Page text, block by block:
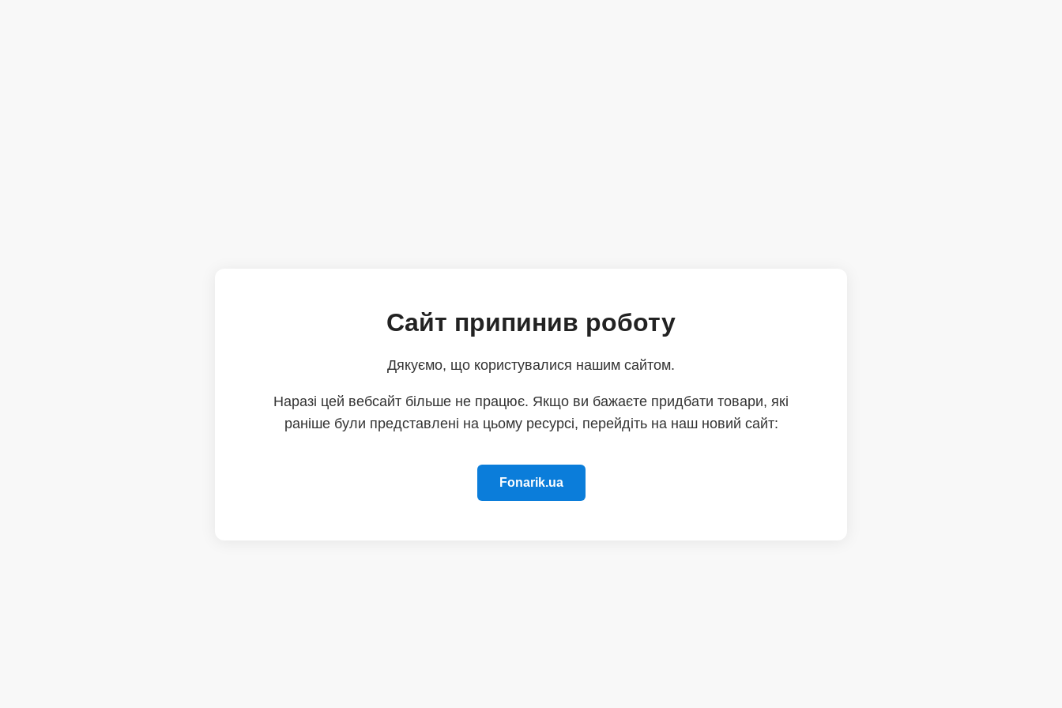
Сайт припинив роботу
Дякуємо, що користувалися нашим сайтом.
Наразі цей вебсайт більше не працює. Якщо ви бажаєте придбати товари, які
раніше були представлені на цьому ресурсі, перейдіть на наш новий сайт:
Fonarik.ua